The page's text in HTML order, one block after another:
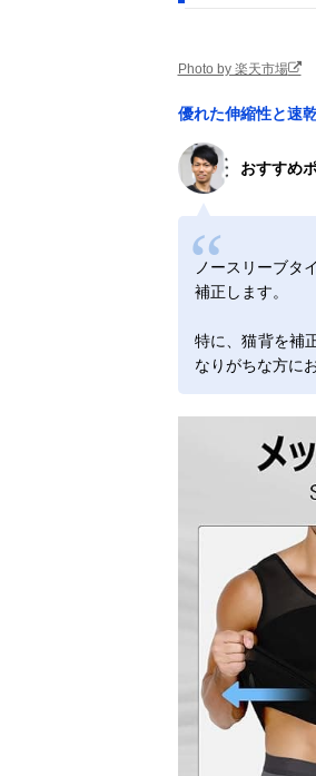
Photo by 楽天市場
優れた伸縮性と速
おすすめ
ノースリーブタ
補正します。
特に、猫背を補
なりがちな方に